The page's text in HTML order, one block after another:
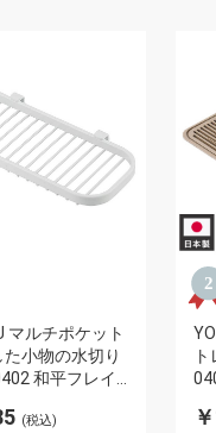
マルチポケット
た小物の水切り
和平フレイ
(税込)